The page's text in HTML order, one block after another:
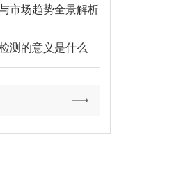
市场趋势全景解析
测的意义是什么